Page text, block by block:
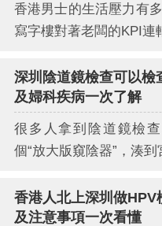
香港男士的生活壓力有
寫字樓對著老闆的KPI連
深圳陰道鏡檢查可以檢
及婦科疾病一次了解
很多人拿到陰道鏡檢
個“放大版窺陰器”，湊
香港人北上深圳做
及注意事項一次看懂